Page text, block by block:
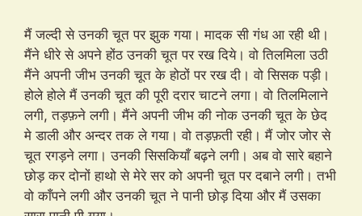
मैं जल्दी से उनकी चूत पर झुक गया। मादक सी गंध आ रही थी।
मैंने धीरे से अपने होंठ उनकी चूत पर रख दिये। वो तिलमिला उठी
मैंने अपनी जीभ उनकी चूत के होठों पर रख दी। वो सिसक पड़ी।
होले होले मैं उनकी चूत की पूरी दरार चाटने लगा। वो तिलमिलाने
लगी, तड़फ़ने लगी। मैंने अपनी जीभ की नोक उनकी चूत के छेद
मे डाली और अन्दर तक ले गया। वो तड़फ़ती रही। मैं जोर जोर से
चूत रगड़ने लगा। उनकी सिसकियाँ बढ़ने लगी। अब वो सारे बहाने
छोड़ कर दोनों हाथो से मेरे सर को अपनी चूत पर दबाने लगी। तभी
वो काँपने लगी और उनकी चूत ने पानी छोड़ दिया और मैं उसका